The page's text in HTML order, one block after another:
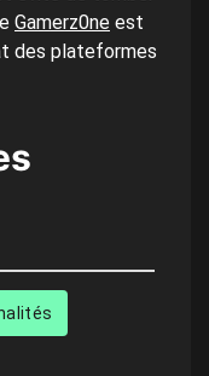
Gamerz0ne est
des plateformes